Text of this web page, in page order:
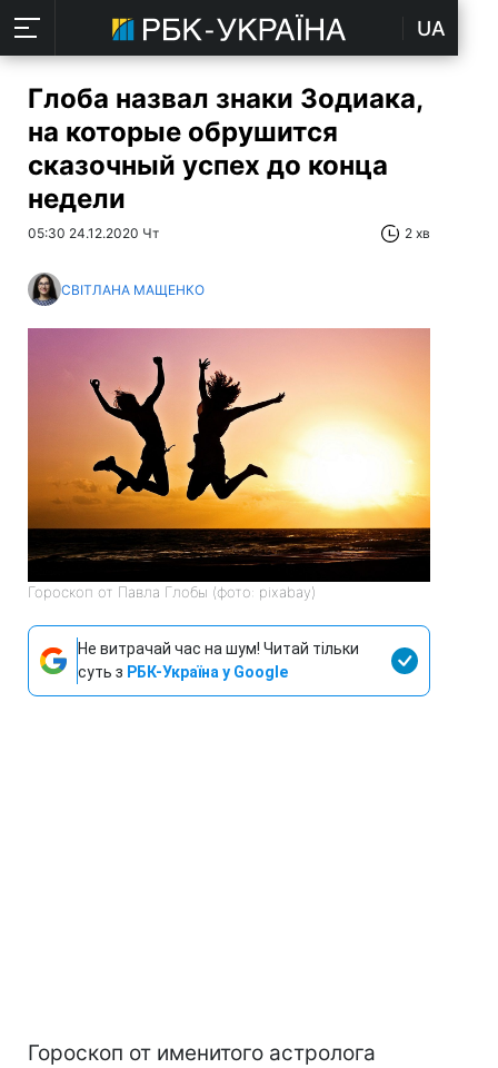
UA
Глоба назвал знаки Зодиака,
на которые обрушится
сказочный успех до конца
недели
05:30 24.12.2020 Чт 2 хв
СВІТЛАНА МАЩЕНКО
Гороскоп от Павла Глобы (фото: pixabay)
Не витрачай час на шум! Читай тільки
суть з РБК-Україна у Google
Гороскоп от именитого астролога